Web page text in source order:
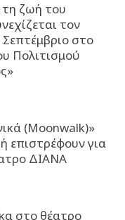
ζωή του
τον
στο
Πολιτισμού
(Moonwalk)»
επιστρέφουν για
ΔΙΑΝΑ
στο θέατρο